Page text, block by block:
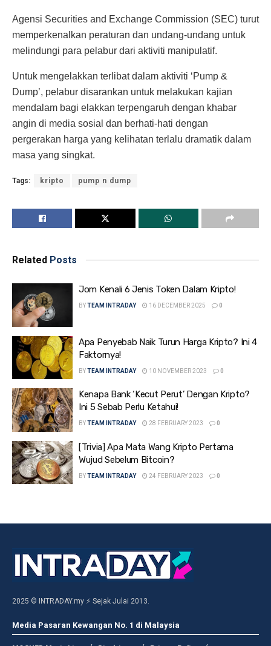
Agensi Securities and Exchange Commission (SEC) turut
memperkenalkan peraturan dan undang-undang untuk
melindungi para pelabur dari aktiviti manipulatif.
Untuk mengelakkan terlibat dalam aktiviti ‘Pump &
Dump’, pelabur disarankan untuk melakukan kajian
mendalam bagi elakkan terpengaruh dengan khabar
angin di media sosial dan berhati-hati dengan
pergerakan harga yang kelihatan terlalu dramatik dalam
masa yang singkat.
Tags: kripto pump n dump
Related Posts
Jom Kenali 6 Jenis Token Dalam Kripto!
BYTEAM INTRADAY 16 DECEMBER 2025 0
Apa Penyebab Naik Turun Harga Kripto? Ini 4
Faktornya!
BYTEAM INTRADAY 10 NOVEMBER 2023 0
Kenapa Bank ‘Kecut Perut’ Dengan Kripto?
Ini 5 Sebab Perlu Ketahui!
BYTEAM INTRADAY 28 FEBRUARY 2023 0
[Trivia] Apa Mata Wang Kripto Pertama
Wujud Sebelum Bitcoin?
BYTEAM INTRADAY 24 FEBRUARY 2023 0
2025 © INTRADAY.my ⚡ Sejak Julai 2013.
Media Pasaran Kewangan No. 1 di Malaysia